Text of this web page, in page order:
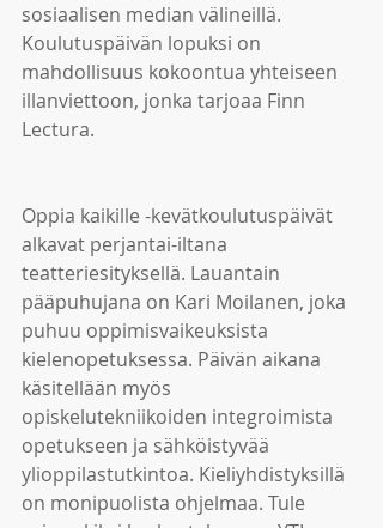
sosiaalisen median välineillä.
Koulutuspäivän lopuksi on
mahdollisuus kokoontua yhteiseen
illanviettoon, jonka tarjoaa Finn
Lectura.
Oppia kaikille -kevätkoulutuspäivät
alkavat perjantai-iltana
teatteriesityksellä. Lauantain
pääpuhujana on Kari Moilanen, joka
puhuu oppimisvaikeuksista
kielenopetuksessa. Päivän aikana
käsitellään myös
opiskelutekniikoiden integroimista
opetukseen ja sähköistyvää
ylioppilastutkintoa. Kieliyhdistyksillä
on monipuolista ohjelmaa. Tule